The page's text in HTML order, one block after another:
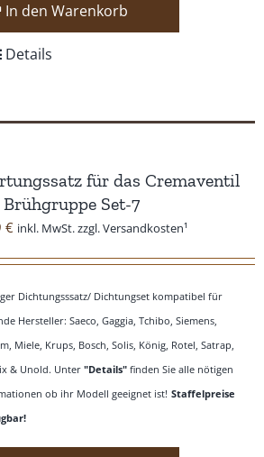
In den Warenkorb
Details
für das Cremaventil
Set-7
€ inkl. MwSt. zzgl. Versandkosten¹
Dichtungsssatz/ Dichtungset kompatibel für
Hersteller: Saeco, Gaggia, Tchibo, Siemens,
Miele, Krups, Bosch, Solis, König, Rotel, Satrap,
& Unold. Unter "Details"finden Sie alle nötigen
ob ihr Modell geeignet ist! Staffelpreise